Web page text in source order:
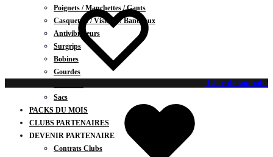
Poignets / Manchettes / Gants
Casquettes / Visières / Bandeaux
Antivibrateurs
Surgrips
Bobines
Gourdes
Sacs
PACKS DU MOIS
CLUBS PARTENAIRES
DEVENIR PARTENAIRE
Contrats Clubs
Liste de souhaits